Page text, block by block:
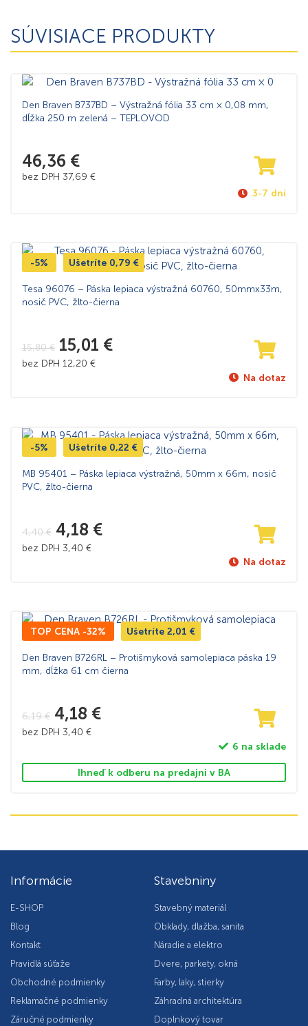
SÚVISIACE PRODUKTY
Den Braven B737BD – Výstražná fólia 33 cm × 0,08 mm,
dĺžka 250 m zelená – TEPLOVOD
46,36 €
bez DPH 37,69 €
3-7 dní
-5% Ušetríte 0,79 €
Tesa 96076 – Páska lepiaca výstražná 60760, 50mmx33m,
nosič PVC, žlto-čierna
15,80€ 15,01 €
bez DPH 12,20 €
Na dotaz
-5% Ušetríte 0,22 €
MB 95401 – Páska lepiaca výstražná, 50mm x 66m, nosič
PVC, žlto-čierna
4,40€ 4,18 €
bez DPH 3,40 €
Na dotaz
TOP CENA -32% Ušetríte 2,01 €
Den Braven B726RL – Protišmyková samolepiaca páska 19
mm, dĺžka 61 cm čierna
6,19€ 4,18 €
bez DPH 3,40 €
6 na sklade
Ihneď k odberu na predajni v BA
Informácie
E-SHOP
Blog
Kontakt
Pravidlá súťaže
Obchodné podmienky
Reklamačné podmienky
Záručné podmienky
Stavebniny
Stavebný materiál
Obklady, dlažba, sanita
Náradie a elektro
Dvere, parkety, okná
Farby, laky, stierky
Záhradná architektúra
Doplnkový tovar